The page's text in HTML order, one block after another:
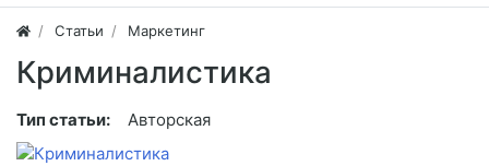
Статьи Маркетинг
Криминалистика
Тип статьи: Авторская